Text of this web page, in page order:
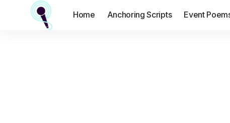
Home Anchoring Scripts Event